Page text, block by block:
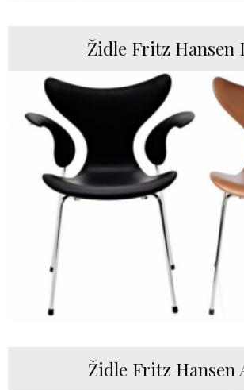
Židle Fritz Hansen
Židle Fritz Hansen